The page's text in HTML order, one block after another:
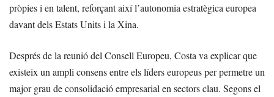
pròpies i en talent, reforçant així l’autonomia estratègica europea
davant dels Estats Units i la Xina.
Després de la reunió del Consell Europeu, Costa va explicar que
existeix un ampli consens entre els líders europeus per permetre un
major grau de consolidació empresarial en sectors clau. Segons el